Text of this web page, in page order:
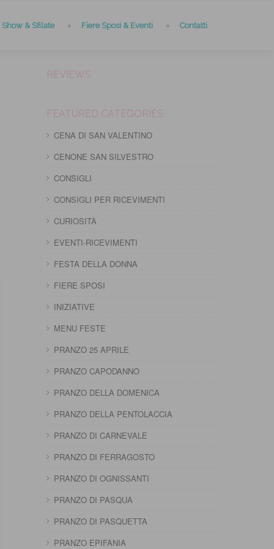
& Sfilate Fiere Sposi & Eventi Contatti
REVIEWS
FEATURED CATEGORIES
CENA DI SAN VALENTINO
CENONE SAN SILVESTRO
CONSIGLI
CONSIGLI PER RICEVIMENTI
CURIOSITÀ
EVENTI-RICEVIMENTI
FESTA DELLA DONNA
FIERE SPOSI
INIZIATIVE
MENU FESTE
PRANZO 25 APRILE
PRANZO CAPODANNO
PRANZO DELLA DOMENICA
PRANZO DELLA PENTOLACCIA
PRANZO DI CARNEVALE
PRANZO DI FERRAGOSTO
PRANZO DI OGNISSANTI
PRANZO DI PASQUA
PRANZO DI PASQUETTA
PRANZO EPIFANIA